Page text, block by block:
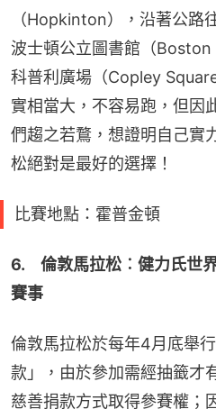
（Hopkinton），沿著公路
波士頓公立圖書館（
科普利廣場（Copley
實相當大，不容易跑，但因
們趨之若鶩，想證明自己實
松絕對是最好的選擇！
比賽地點：霍普金頓
6.　倫敦馬拉松︰健力氏世
賽事
倫敦馬拉松於每年4月底舉
款」，由於參加需經抽籤才
慈善捐款方式取得參賽權；